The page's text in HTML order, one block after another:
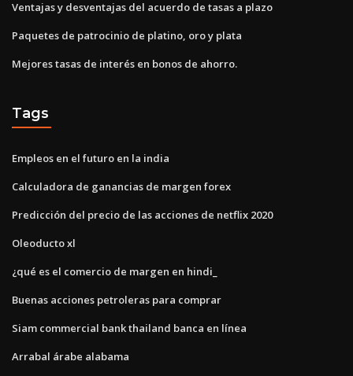
Ventajas y desventajas del acuerdo de tasas a plazo
Paquetes de patrocinio de platino, oro y plata
Mejores tasas de interés en bonos de ahorro.
Tags
Empleos en el futuro en la india
Calculadora de ganancias de margen forex
Predicción del precio de las acciones de netflix 2020
Oleoducto xl
¿qué es el comercio de margen en hindi_
Buenas acciones petroleras para comprar
Siam commercial bank thailand banca en línea
Arrabal árabe alabama